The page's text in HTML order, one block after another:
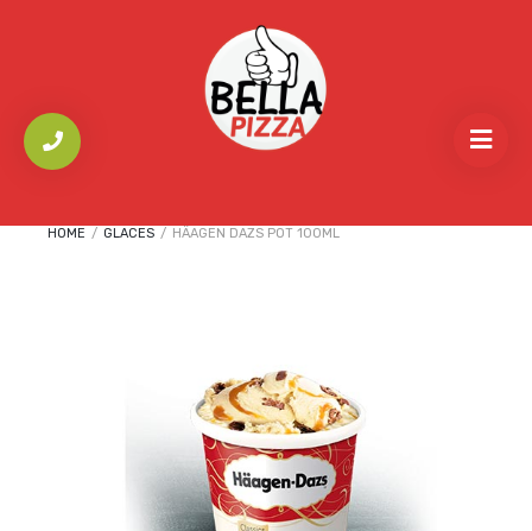
HOME / GLACES / HÄAGEN DAZS POT 100ML